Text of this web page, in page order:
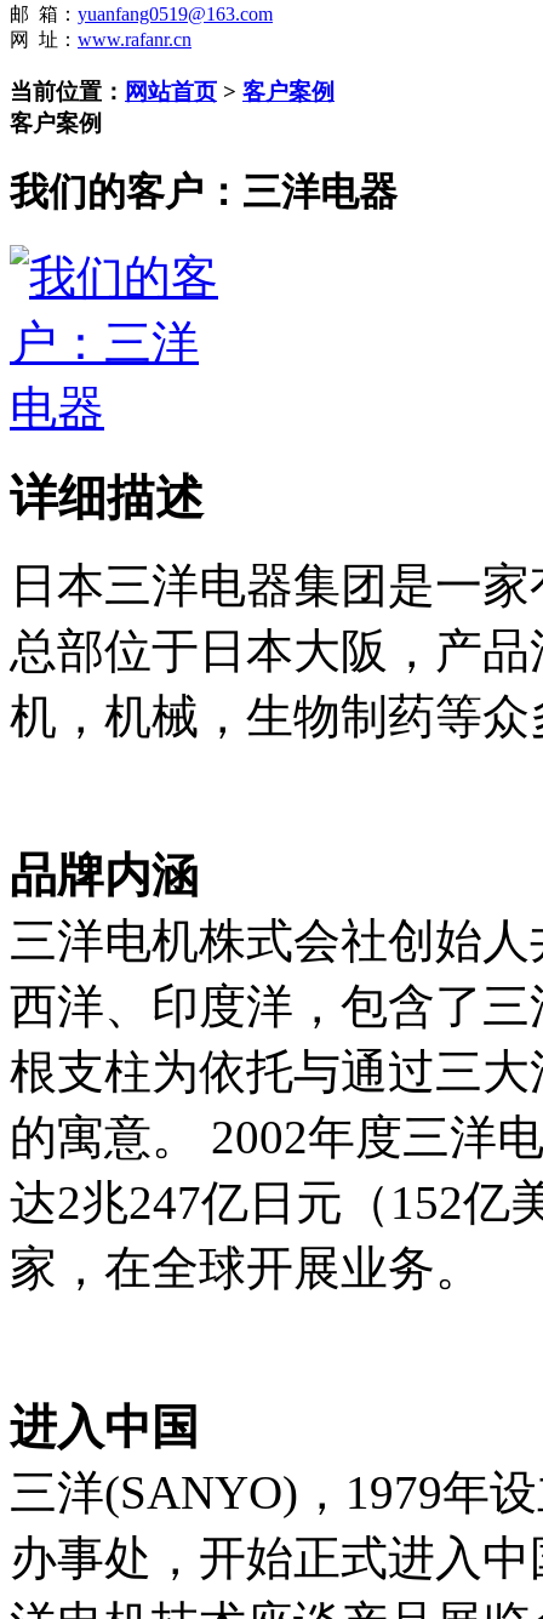
邮 箱： yuanfang0519@163.com
网 址： www.rafanr.cn
当前位置： 网站首页 > 客户案例
客户案例
我们的客户：三洋电器
详细描述
日本三洋电器集团是一
总部位于日本大阪，产
机，机械，生物制药等
品牌内涵
三洋电机株式会社创始
西洋、印度洋，包含了
根支柱为依托与通过三
的寓意。 2002年度三洋
达2兆247亿日元（152亿
家，在全球开展业务。
进入中国
三洋(SANYO)，1979年
办事处，开始正式进入